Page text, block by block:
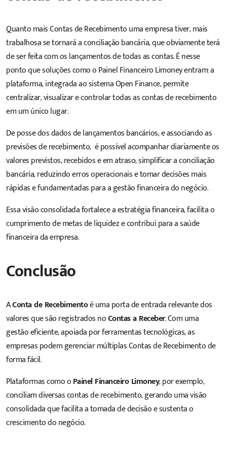
Quanto mais Contas de Recebimento uma empresa tiver, mais
trabalhosa se tornará a conciliação bancária, que obviamente terá
de ser feita com os lançamentos de todas as contas. É nesse
ponto que soluções como o Painel Financeiro Limoney entram: a
plataforma, integrada ao sistema Open Finance, permite
centralizar, visualizar e controlar todas as contas de recebimento
em um único lugar.
De posse dos dados de lançamentos bancários, e associando as
previsões de recebimento, é possível acompanhar diariamente os
valores previstos, recebidos e em atraso; simplificar a conciliação
bancária, reduzindo erros operacionais e tomar decisões mais
rápidas e fundamentadas para a gestão financeira do negócio.
Essa visão consolidada fortalece a estratégia financeira, facilita o
cumprimento de metas de liquidez e contribui para a saúde
financeira da empresa.
Conclusão
AConta de Recebimentoé uma porta de entrada relevante dos
valores que são registrados noContas a Receber. Com uma
gestão eficiente, apoiada por ferramentas tecnológicas, as
empresas podem gerenciar múltiplas Contas de Recebimento de
forma fácil.
Plataformas como oPainel Financeiro Limoney, por exemplo,
conciliam diversas contas de recebimento, gerando uma visão
consolidada que facilita a tomada de decisão e sustenta o
crescimento do negócio.